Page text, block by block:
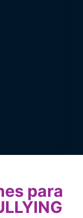
para